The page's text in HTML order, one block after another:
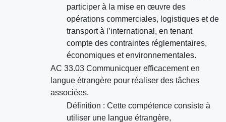
participer à la mise en œuvre des
opérations commerciales, logistiques et de
transport à l’international, en tenant
compte des contraintes réglementaires,
économiques et environnementales.
AC 33.03 Communicquer efficacement en
langue étrangère pour réaliser des tâches
associées.
Définition : Cette compétence consiste à
utiliser une langue étrangère,